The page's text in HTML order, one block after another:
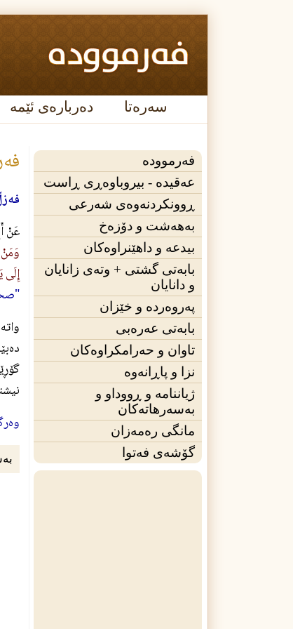
سەرەتا دەربارەی ئێمە
فەرموودە
عه‌قیده‌ - بیروباوەڕی ڕاست
ڕوونکردنەوەی شەرعی
بەهەشت و دۆزەخ
بیدعە و داهێنراوەکان
بابەتی گشتی + وته‌ی زانایان
و دانایان
پەروەردە و خێزان
بابەتی عەرەبی
تاوان و حەرامکراوەکان
نزا و پاڕانەوە
ژیاننامه‌ و ڕووداو و
بەسەرهاتەکان
مانگی ره‌مه‌زان
گۆشەی فه‌توا
عَنْ
إِلَى